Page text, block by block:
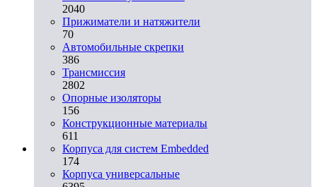
2040
Прижиматели и натяжители
70
Автомобильные скрепки
386
Трансмиссия
2802
Опорные изоляторы
156
Конструкционные материалы
611
Корпуса для систем Embedded
174
Корпуса универсальные